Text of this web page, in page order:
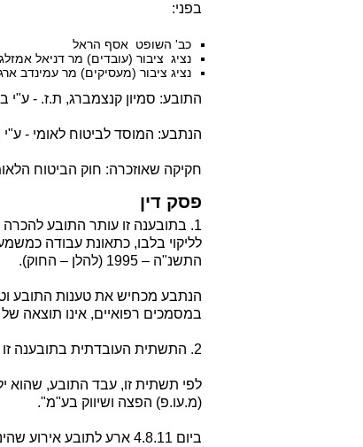
בפני:
כב' השופט אסף הראל
נציג ציבור (עובדים) מר דניאל אמזלג
נציג ציבור (מעסיקים) מר עמינדב
התובע: סמיון קנצמברג, ת.ז. - ע"י
הנתבע: המוסד לביטוח לאומי - ע"י
חקיקה שאוזכרה: חוק הביטוח הלאומי [נוסח
פסק דין
התשנ"ה – 1995 (להלן – החוק).
הנתבע מכחיש את טענות התובע
במסמכים רפואיים, אינו תוצאה של
2. התשתית העובדתית בתובענה זו היתה מוסכמת על הצדדים.
(מ.עו.פ) הפצה ושיווק בע"מ".
ביום 4.8.11 ארע לתובע